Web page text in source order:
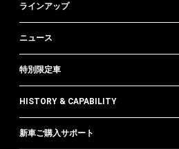
ラインアップ
ニュース
特別限定車
HISTORY & CAPABILITY
新車ご購入サポート